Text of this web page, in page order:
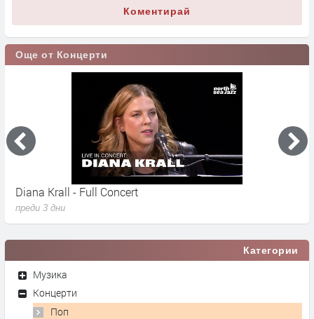
Коментирай
Още от Концерти
Diana Krall - Full Concert
преди 3 дни
Категории
Музика
Концерти
Поп